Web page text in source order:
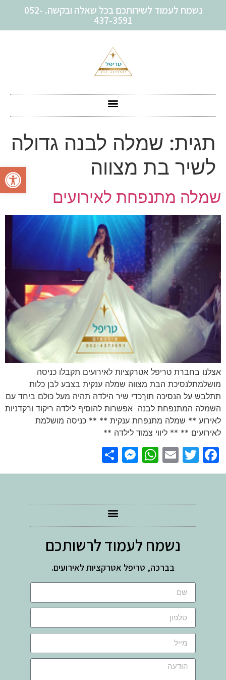
פתח
נשמח לעמוד לשירותכם בכל שאלה ובקשה. 052-
437-3591
תגית: שמלה לבנה גדולה
לשיר בת מצווה
שמלה מתנפחת לאירועים
אצלנו בחברת טריפל אטרקציות לאירועים תקבלו כניסה
מושלמתלנסיכת הבת מצווה שמלה ענקית בצבע לבן כלות
תתלבש על הנסיכה תוךכדי שיר הילדה תהיה מעל כולם ביחד עם
השמלה המתנפחת לבנה אפשרות להוסיף לילדה ריקוד ורקדניות
לאירוע ** שמלה מתנפחת ענקית ** ** כניסה מושלמת
לאירועים ** ** ליווי צמוד לילדה **
Facebook
Twitter
Email
WhatsApp
Messenger
נשמח לעמוד לרשותכם
בברכה, טריפל אטרקציות לאירועים.